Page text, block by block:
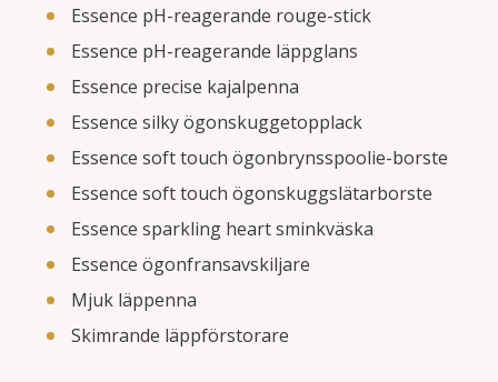
Essence pH-reagerande rouge-stick
Essence pH-reagerande läppglans
Essence precise kajalpenna
Essence silky ögonskuggetopplack
Essence soft touch ögonbrynsspoolie-borste
Essence soft touch ögonskuggslätarborste
Essence sparkling heart sminkväska
Essence ögonfransavskiljare
Mjuk läppenna
Skimrande läppförstorare